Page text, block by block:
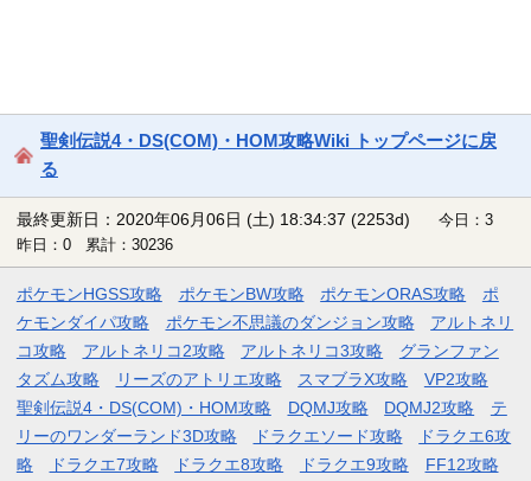
聖剣伝説4・DS(COM)・HOM攻略Wiki トップページに戻
る
最終更新日：2020年06月06日 (土) 18:34:37 (2253d)
今日：3
昨日：0 累計：30236
ポケモンHGSS攻略 ポケモンBW攻略 ポケモンORAS攻略
ポ
ケモンダイパ攻略
ポケモン不思議のダンジョン攻略
アルトネリ
コ攻略
アルトネリコ2攻略 アルトネリコ3攻略
グランファン
タズム攻略
リーズのアトリエ攻略 スマブラX攻略
VP2攻略
聖剣伝説4・DS(COM)・HOM攻略
DQMJ攻略 DQMJ2攻略
テ
リーのワンダーランド3D攻略
ドラクエソード攻略
ドラクエ6攻
略
ドラクエ7攻略 ドラクエ8攻略 ドラクエ9攻略 FF12攻略